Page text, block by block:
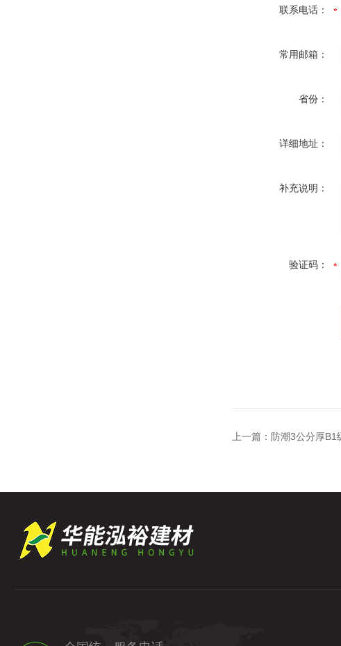
联系电话：
常用邮箱：
省份：
详细地址：
补充说明：
验证码：
上一篇： 防潮3公分厚B1